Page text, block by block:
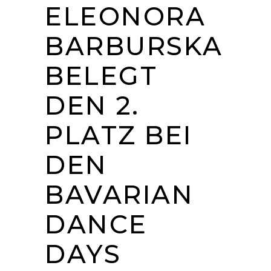
ELEONORA
BARBURSKA
BELEGT
DEN 2.
PLATZ BEI
DEN
BAVARIAN
DANCE
DAYS